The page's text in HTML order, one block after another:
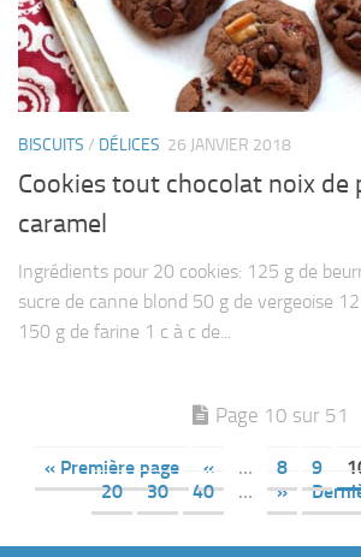
BISCUITS / DÉLICES 26 JANVIER 2018
Cookies tout chocolat noix de
caramel
Ingrédients pour 20 cookies: 125 g de
sucre de canne blond 50 g de vergeoise
150 g de farine 1 c à c de...
Page 10 sur 51
« Première page « … 8 9
20
30 40 … »